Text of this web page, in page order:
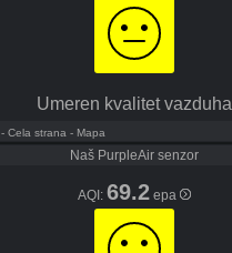
Umeren kvalitet vazduha
- Cela strana - Mapa
Naš PurpleAir senzor
AQI: 69.2 epa